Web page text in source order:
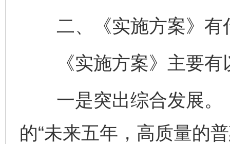
二、《实施方案》有
《实施方案》主要有
一是突出综合发展。
的“未来五年，高质量的